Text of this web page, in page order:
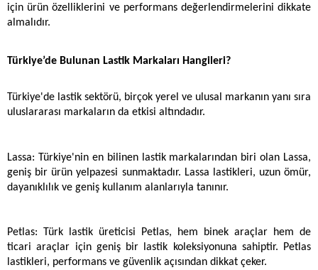
için ürün özelliklerini ve performans değerlendirmelerini dikkate
almalıdır.
Türkiye’de Bulunan Lastik Markaları Hangileri?
Türkiye'de lastik sektörü, birçok yerel ve ulusal markanın yanı sıra
uluslararası markaların da etkisi altındadır.
Lassa: Türkiye'nin en bilinen lastik markalarından biri olan Lassa,
geniş bir ürün yelpazesi sunmaktadır. Lassa lastikleri, uzun ömür,
dayanıklılık ve geniş kullanım alanlarıyla tanınır.
Petlas: Türk lastik üreticisi Petlas, hem binek araçlar hem de
ticari araçlar için geniş bir lastik koleksiyonuna sahiptir. Petlas
lastikleri, performans ve güvenlik açısından dikkat çeker.